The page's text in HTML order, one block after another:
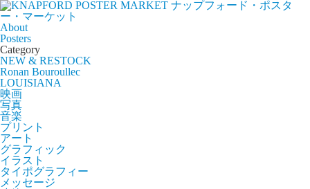
ナップフォード・ポスタ
ー・マーケット
About
Posters
Category
NEW & RESTOCK
Ronan Bouroullec
LOUISIANA
映画
写真
音楽
プリント
アート
グラフィック
イラスト
タイポグラフィー
メッセージ